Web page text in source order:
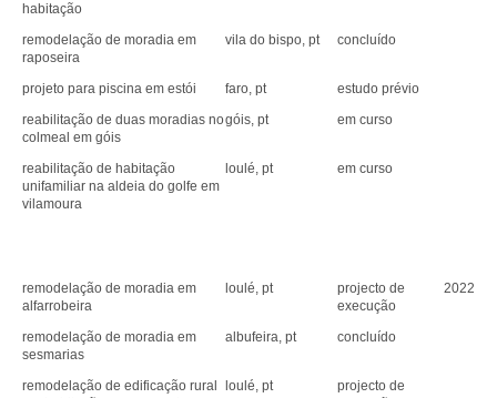
habitação
remodelação de moradia em
raposeira
vila do bispo, pt concluído
projeto para piscina em estói faro, pt
estudo prévio
reabilitação de duas moradias no
colmeal em góis
góis, pt em curso
reabilitação de habitação
unifamiliar na aldeia do golfe em
vilamoura
loulé, pt em curso
remodelação de moradia em
alfarrobeira
loulé, pt
projecto de
execução
2022
remodelação de moradia em
sesmarias
albufeira, pt concluído
remodelação de edificação rural
loulé, pt
projecto de